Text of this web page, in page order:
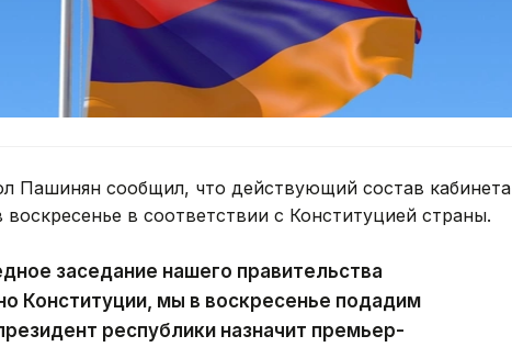
Пашинян сообщил, что действующий состав кабинета
в соответствии с Конституцией страны.
заседание нашего правительства
Конституции, мы в воскресенье подадим
республики назначит премьер-